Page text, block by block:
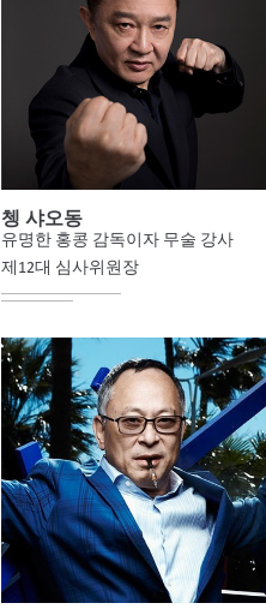
쳉 샤오동
유명한 홍콩 감독이자 무술 강사
제12대 심사위원장